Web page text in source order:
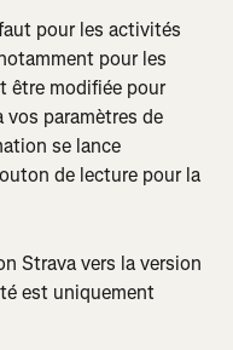
pour les activités
pour les
être modifiée pour
paramètres de
se lance
de lecture pour la
Strava vers la version
est uniquement